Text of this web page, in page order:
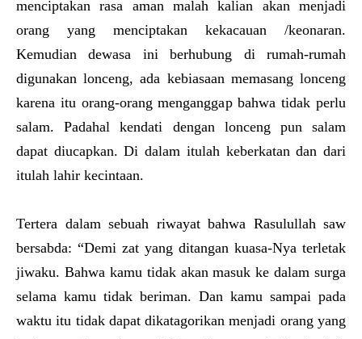
menciptakan rasa aman malah kalian akan menjadi
orang yang menciptakan kekacauan /keonaran.
Kemudian dewasa ini berhubung di rumah-rumah
digunakan lonceng, ada kebiasaan memasang lonceng
karena itu orang-orang menganggap bahwa tidak perlu
salam. Padahal kendati dengan lonceng pun salam
dapat diucapkan. Di dalam itulah keberkatan dan dari
itulah lahir kecintaan.
Tertera dalam sebuah riwayat bahwa Rasulullah saw
bersabda: “Demi zat yang ditangan kuasa-Nya terletak
jiwaku. Bahwa kamu tidak akan masuk ke dalam surga
selama kamu tidak beriman. Dan kamu sampai pada
waktu itu tidak dapat dikatagorikan menjadi orang yang